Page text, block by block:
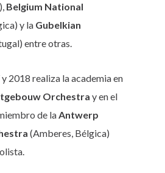
Belgium National
y la Gubelkian
entre otras.
2018 realiza la academia en
Orchestra y en el
de laAntwerp
(Amberes, Bélgica)